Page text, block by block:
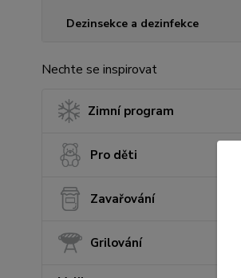
Dezinsekce a dezinfekce
Nechte se inspirovat
Zimní program
Pro děti
Zavařování
Grilování